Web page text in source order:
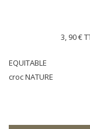
3, 90 €
EQUITABLE
croc NATURE